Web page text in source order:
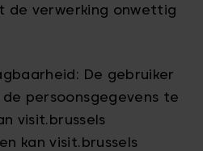
de verwerking onwettig
De gebruiker
persoonsgegevens te
visit.brussels
kan visit.brussels